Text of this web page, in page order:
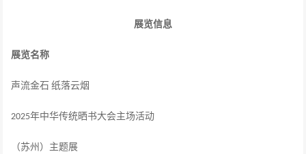
展览信息
展览名称
声流金石 纸落云烟
2025年中华传统晒书大会主场活动
（苏州）主题展